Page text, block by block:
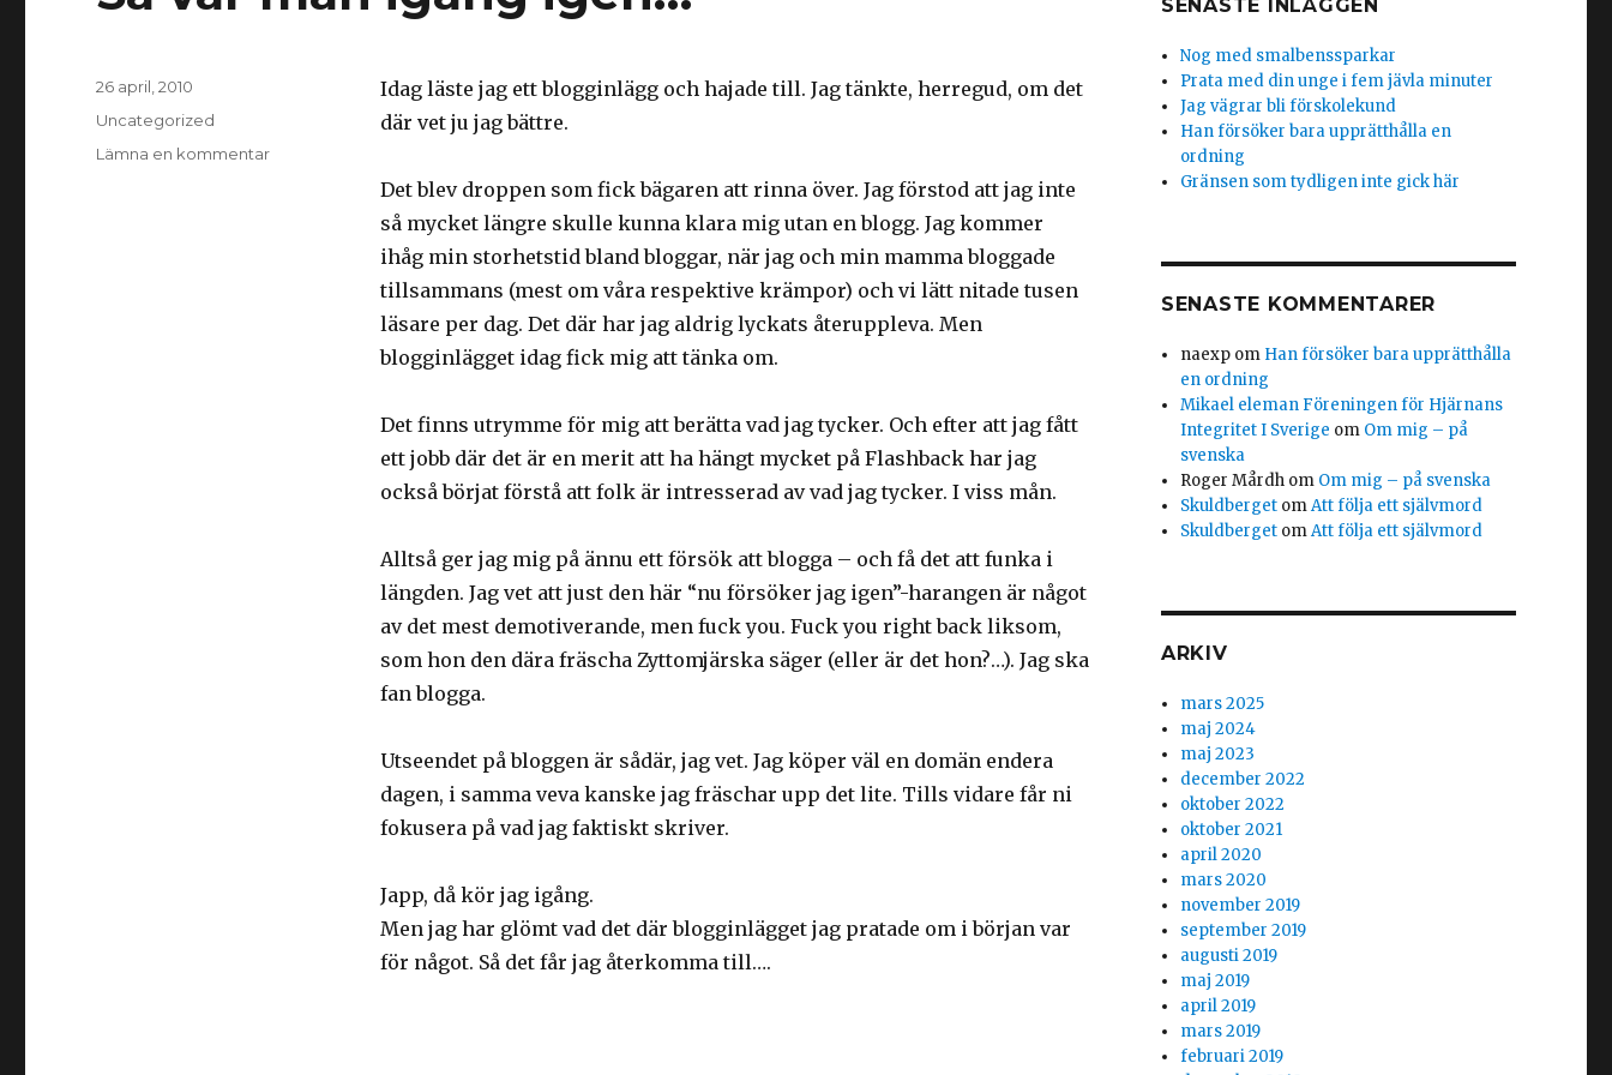
Idag läste jag ett blogginlägg och hajade till. Jag tänkte, herregud, om det
där vet ju jag bättre.
Det blev droppen som fick bägaren att rinna över. Jag förstod att jag inte
så mycket längre skulle kunna klara mig utan en blogg. Jag kommer
ihåg min storhetstid bland bloggar, när jag och min mamma bloggade
tillsammans (mest om våra respektive krämpor) och vi lätt nitade tusen
läsare per dag. Det där har jag aldrig lyckats återuppleva. Men
blogginlägget idag fick mig att tänka om.
Det finns utrymme för mig att berätta vad jag tycker. Och efter att jag fått
ett jobb där det är en merit att ha hängt mycket på Flashback har jag
också börjat förstå att folk är intresserad av vad jag tycker. I viss mån.
Alltså ger jag mig på ännu ett försök att blogga – och få det att funka i
längden. Jag vet att just den här “nu försöker jag igen”-harangen är något
av det mest demotiverande, men fuck you. Fuck you right back liksom,
som hon den dära fräscha Zyttomjärska säger (eller är det hon?…). Jag ska
fan blogga.
Utseendet på bloggen är sådär, jag vet. Jag köper väl en domän endera
dagen, i samma veva kanske jag fräschar upp det lite. Tills vidare får ni
fokusera på vad jag faktiskt skriver.
Japp, då kör jag igång.
Men jag har glömt vad det där blogginlägget jag pratade om i början var
för något. Så det får jag återkomma till….
Postat
26 april, 2010
Kategorier
Uncategorized
Lämna en kommentartill
SENASTE INLÄGGEN
Nog med smalbenssparkar
Prata med din unge i fem jävla minuter
Jag vägrar bli förskolekund
Han försöker bara upprätthålla en
ordning
Gränsen som tydligen inte gick här
SENASTE KOMMENTARER
naexp om Han försöker bara upprätthålla
en ordning
Mikael eleman Föreningen för Hjärnans
Integritet I Sverige om Om mig – på
svenska
Roger Mårdh om Om mig – på svenska
Skuldberget omAtt följa ett självmord
Skuldberget omAtt följa ett självmord
ARKIV
mars 2025
maj 2024
maj 2023
december 2022
oktober 2022
oktober 2021
april 2020
mars 2020
november 2019
september 2019
augusti 2019
maj 2019
april 2019
mars 2019
februari 2019